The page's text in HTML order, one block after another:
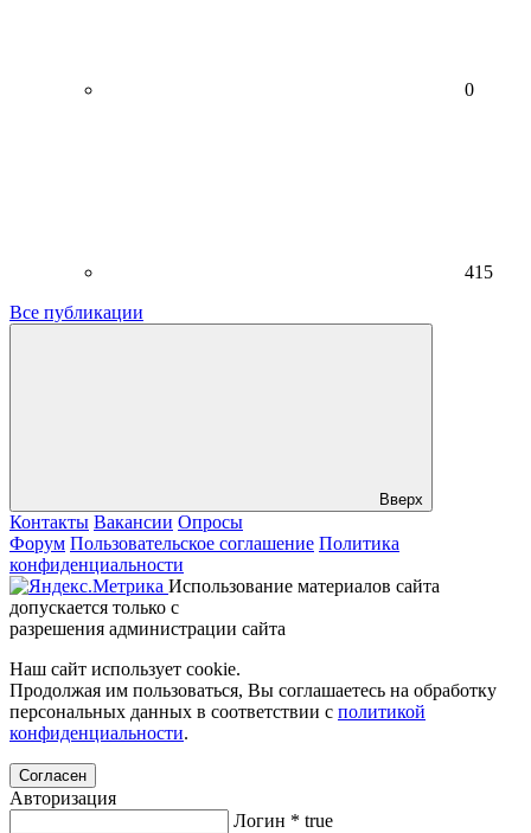
0
415
Все публикации
Вверх
Контакты Вакансии Опросы
Форум Пользовательское соглашение Политика
конфиденциальности
Использование материалов сайта
допускается только с
разрешения администрации сайта
Наш сайт использует cookie.
Продолжая им пользоваться, Вы соглашаетесь на обработку
персональных данных в соответствии с политикой
конфиденциальности.
Согласен
Авторизация
Логин * true